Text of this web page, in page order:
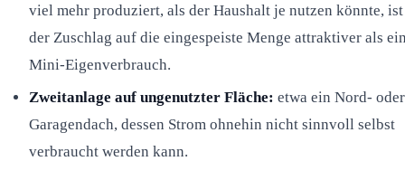
viel mehr produziert, als der Haushalt je nutzen könnte, ist
der Zuschlag auf die eingespeiste Menge attraktiver als
Mini-Eigenverbrauch.
Zweitanlage auf ungenutzter Fläche: etwa ein Nord- oder
Garagendach, dessen Strom ohnehin nicht sinnvoll selbst
verbraucht werden kann.